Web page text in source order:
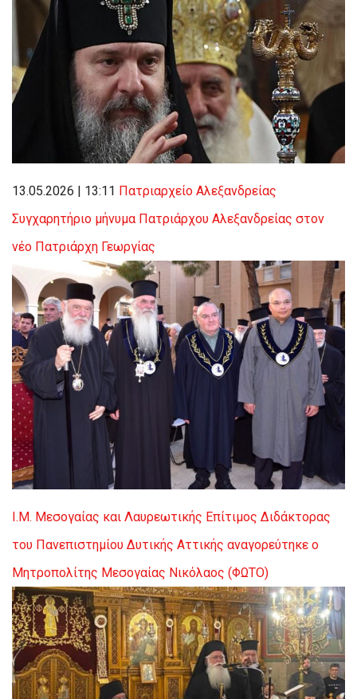
13.05.2026 | 13:11 Πατριαρχείο Αλεξανδρείας
Συγχαρητήριο μήνυμα Πατριάρχου Αλεξανδρείας στον
νέο Πατριάρχη Γεωργίας
Ι.Μ. Μεσογαίας και Λαυρεωτικής Επίτιμος Διδάκτορας
του Πανεπιστημίου Δυτικής Αττικής αναγορεύτηκε ο
Μητροπολίτης Μεσογαίας Νικόλαος (ΦΩΤΟ)